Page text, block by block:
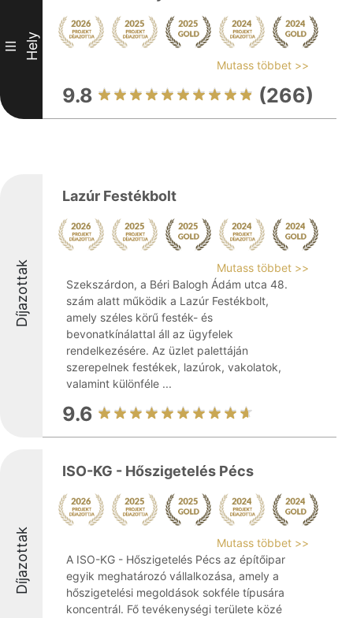
III Hely
Mutass többet >>
9.8 (266)
Díjazottak
Lazúr Festékbolt
Mutass többet >>
Szekszárdon, a Béri Balogh Ádám utca 48.
szám alatt működik a Lazúr Festékbolt,
amely széles körű festék- és
bevonatkínálattal áll az ügyfelek
rendelkezésére. Az üzlet palettáján
szerepelnek festékek, lazúrok, vakolatok,
valamint különféle ...
9.6
Díjazottak
ISO-KG - Hőszigetelés Pécs
Mutass többet >>
A ISO-KG - Hőszigetelés Pécs az építőipar
egyik meghatározó vállalkozása, amely a
hőszigetelési megoldások sokféle típusára
koncentrál. Fő tevékenységi területe közé